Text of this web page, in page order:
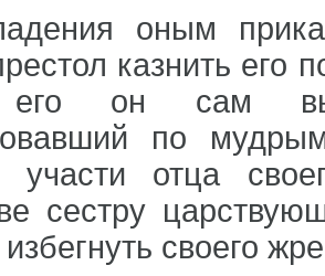
оным
казнить его
его он сам
по
участи отца
сестру
своего